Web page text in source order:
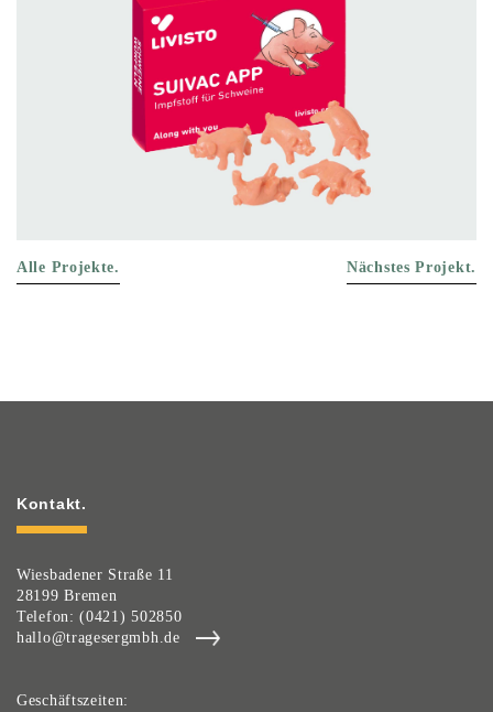
Alle Projekte. Nächstes Projekt.
Kontakt.
Wiesbadener Straße 11
28199 Bremen
Telefon: (0421) 502850
hallo@tragesergmbh.de
Geschäftszeiten: